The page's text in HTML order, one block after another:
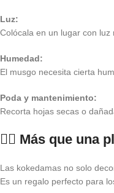
Luz:
Colócala en un lugar con
Humedad:
El musgo necesita cierta
Poda y mantenimiento:
Recorta hojas secas o
🧘‍♀️ Más que una
Las kokedamas no solo
Es un regalo perfecto para